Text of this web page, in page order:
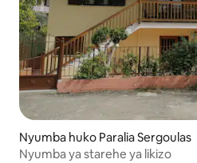
Nyumba huko Paralia Sergoulas
Nyumba ya starehe ya likizo